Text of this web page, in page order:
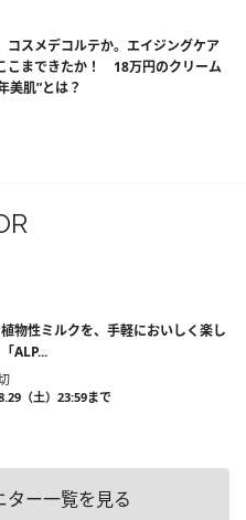
コスメデコルテか。エイジングケア
こまできたか！ 18万円のクリーム
美肌”とは？
物性ミルクを、手軽においしく楽し
ALP...
（土）23:59まで
ター一覧を見る